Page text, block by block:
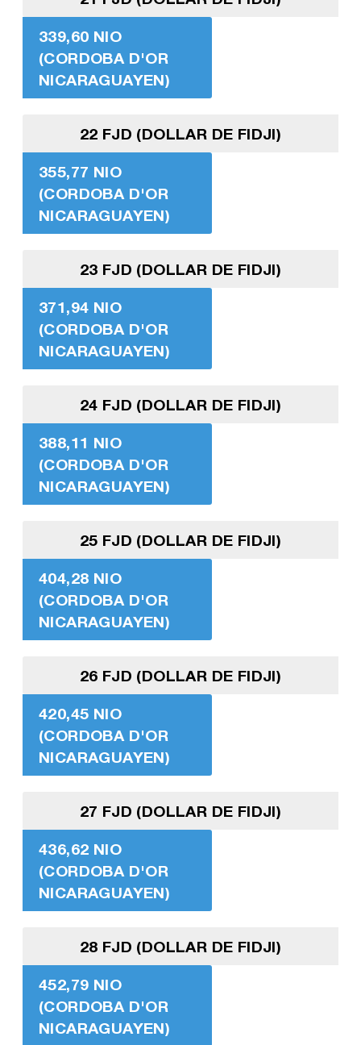
339,60 NIO
(CORDOBA D'OR
NICARAGUAYEN)
22 FJD (DOLLAR DE FIDJI)
355,77 NIO
(CORDOBA D'OR
NICARAGUAYEN)
23 FJD (DOLLAR DE FIDJI)
371,94 NIO
(CORDOBA D'OR
NICARAGUAYEN)
24 FJD (DOLLAR DE FIDJI)
388,11 NIO
(CORDOBA D'OR
NICARAGUAYEN)
25 FJD (DOLLAR DE FIDJI)
404,28 NIO
(CORDOBA D'OR
NICARAGUAYEN)
26 FJD (DOLLAR DE FIDJI)
420,45 NIO
(CORDOBA D'OR
NICARAGUAYEN)
27 FJD (DOLLAR DE FIDJI)
436,62 NIO
(CORDOBA D'OR
NICARAGUAYEN)
28 FJD (DOLLAR DE FIDJI)
452,79 NIO
(CORDOBA D'OR
NICARAGUAYEN)